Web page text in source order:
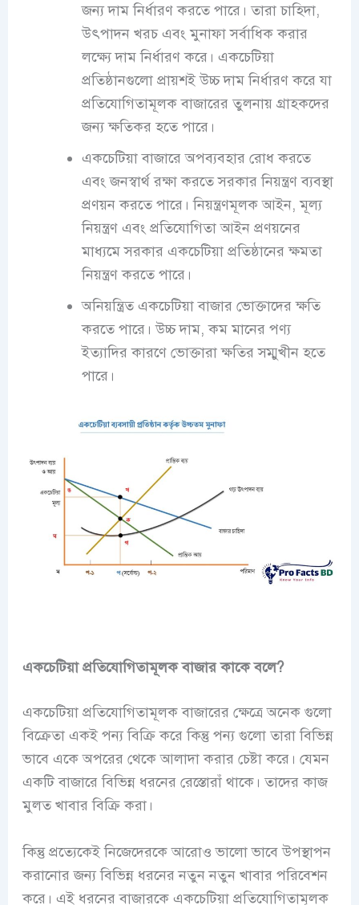
জন্য দাম নির্ধারণ করতে পারে। তারা চাহিদা,
উৎপাদন খরচ এবং মুনাফা সর্বাধিক করার
লক্ষ্যে দাম নির্ধারণ করে। একচেটিয়া
প্রতিষ্ঠানগুলো প্রায়শই উচ্চ দাম নির্ধারণ করে যা
প্রতিযোগিতামূলক বাজারের তুলনায় গ্রাহকদের
জন্য ক্ষতিকর হতে পারে।
একচেটিয়া বাজারে অপব্যবহার রোধ করতে
এবং জনস্বার্থ রক্ষা করতে সরকার নিয়ন্ত্রণ ব্যবস্থা
প্রণয়ন করতে পারে। নিয়ন্ত্রণমূলক আইন, মূল্য
নিয়ন্ত্রণ এবং প্রতিযোগিতা আইন প্রণয়নের
মাধ্যমে সরকার একচেটিয়া প্রতিষ্ঠানের ক্ষমতা
নিয়ন্ত্রণ করতে পারে।
অনিয়ন্ত্রিত একচেটিয়া বাজার ভোক্তাদের ক্ষতি
করতে পারে। উচ্চ দাম, কম মানের পণ্য
ইত্যাদির কারণে ভোক্তারা ক্ষতির সম্মুখীন হতে
পারে।
একচেটিয়া প্রতিযোগিতামূলক বাজার কাকে বলে?
একচেটিয়া প্রতিযোগিতামূলক বাজারের ক্ষেত্রে অনেক গুলো
বিক্রেতা একই পন্য বিক্রি করে কিন্তু পন্য গুলো তারা বিভিন্ন
ভাবে একে অপরের থেকে আলাদা করার চেষ্টা করে। যেমন
একটি বাজারে বিভিন্ন ধরনের রেস্তোরাঁ থাকে। তাদের কাজ
মুলত খাবার বিক্রি করা।
কিন্তু প্রত্যেকেই নিজেদেরকে আরোও ভালো ভাবে উপস্থাপন
করানোর জন্য বিভিন্ন ধরনের নতুন নতুন খাবার পরিবেশন
করে। এই ধরনের বাজারকে একচেটিয়া প্রতিযোগিতামূলক